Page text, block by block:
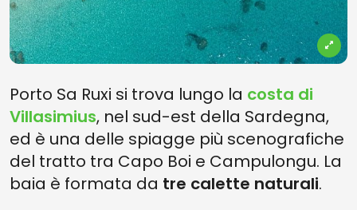
Porto Sa Ruxi si trova lungo la costa di
Villasimius, nel sud-est della Sardegna,
ed è una delle spiagge più scenografiche
del tratto tra Capo Boi e Campulongu. La
baia è formata da tre calette naturali.